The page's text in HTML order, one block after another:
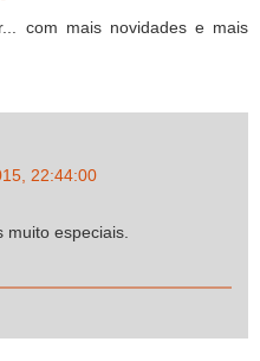
com mais novidades e mais
22:44:00
especiais.